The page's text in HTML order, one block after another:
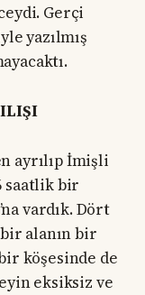
Gerçi
yazılmış
ayrılıp İmişli
saatlik bir
vardık. Dört
alanın bir
köşesinde de
eksiksiz ve